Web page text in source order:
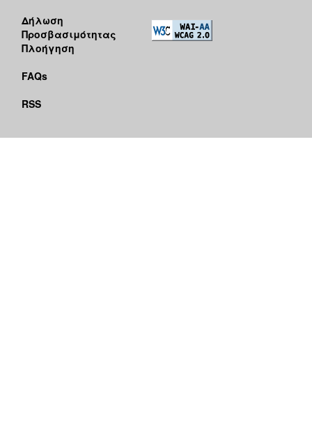
Δήλωση
Προσβασιμότητας
Πλοήγηση
FAQs
RSS